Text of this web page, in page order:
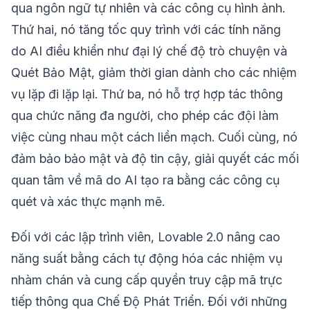
qua ngôn ngữ tự nhiên và các công cụ hình ảnh.
Thứ hai, nó tăng tốc quy trình với các tính năng
do AI điều khiển như đại lý chế độ trò chuyện và
Quét Bảo Mật, giảm thời gian dành cho các nhiệm
vụ lặp đi lặp lại. Thứ ba, nó hỗ trợ hợp tác thông
qua chức năng đa người, cho phép các đội làm
việc cùng nhau một cách liền mạch. Cuối cùng, nó
đảm bảo bảo mật và độ tin cậy, giải quyết các mối
quan tâm về mã do AI tạo ra bằng các công cụ
quét và xác thực mạnh mẽ.
Đối với các lập trình viên, Lovable 2.0 nâng cao
năng suất bằng cách tự động hóa các nhiệm vụ
nhàm chán và cung cấp quyền truy cập mã trực
tiếp thông qua Chế Độ Phát Triển. Đối với những